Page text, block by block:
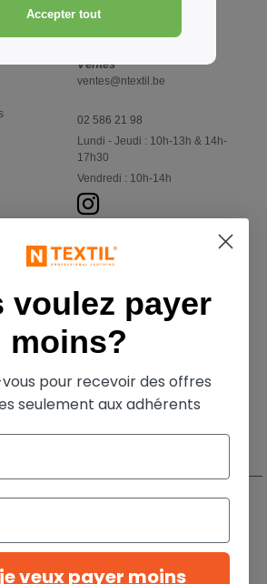
Ventes
ventes@ntextil.be
02 586 21 98
Lundi - Jeudi : 10h-13h & 14h-
17h30
Vendredi : 10h-14h
54, 1160, Bruxelles
Accepter tout
voulez payer
moins?
pour recevoir des offres
seulement aux adhérents
veux payer moins